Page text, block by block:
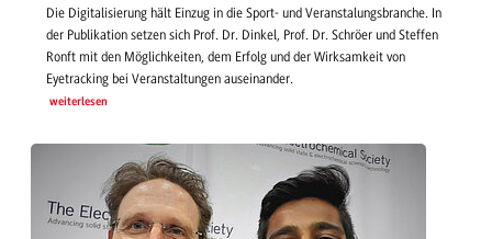
Die Digitalisierung hält Einzug in die Sport- und Veranstalungsbranche. In
der Publikation setzen sich Prof. Dr. Dinkel, Prof. Dr. Schröer und Steffen
Ronft mit den Möglichkeiten, dem Erfolg und der Wirksamkeit von
Eyetracking bei Veranstaltungen auseinander.
weiterlesen